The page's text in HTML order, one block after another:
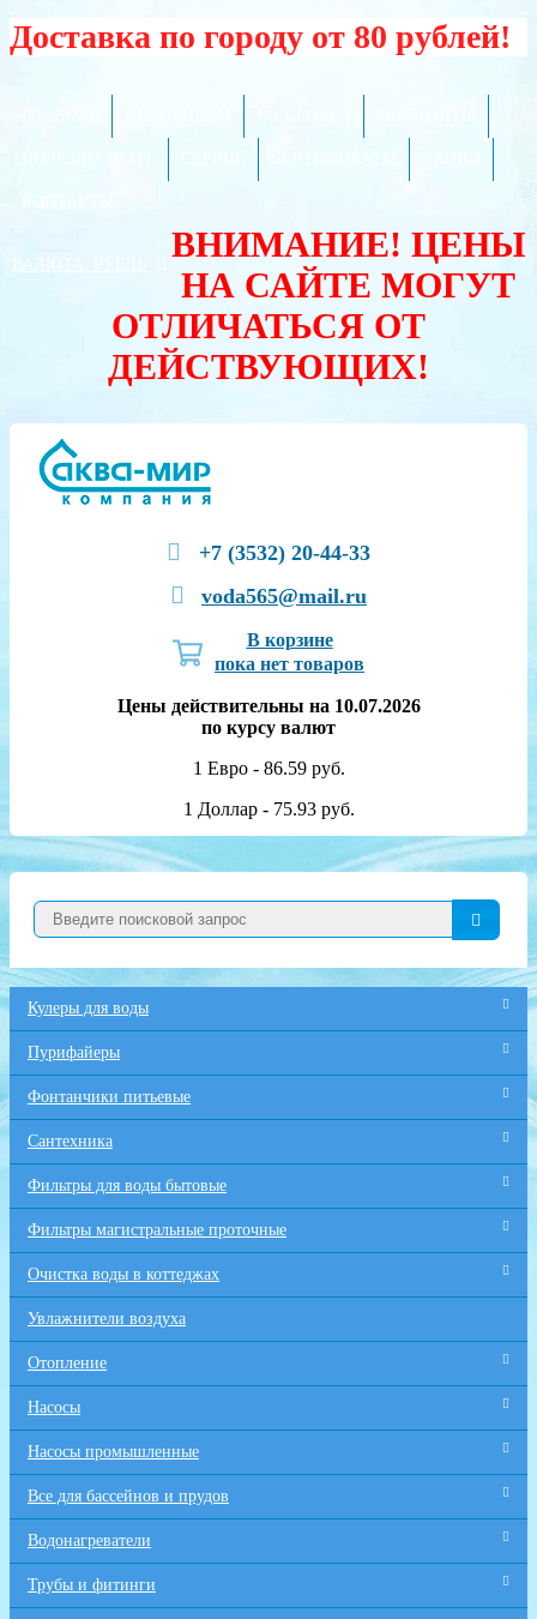
Доставка по городу от 80 рублей!
ВАЛЮТА:
ВНИМАНИЕ! ЦЕНЫ
НА САЙТЕ МОГУТ
ОТЛИЧАТЬСЯ ОТ
ДЕЙСТВУЮЩИХ!
+7 (3532) 20-44-33
voda565@mail.ru
В корзине
пока нет товаров
Цены действительны на 10.07.2026
по курсу валют
1 Евро - 86.59 руб.
1 Доллар - 75.93 руб.
Кулеры для воды
Пурифайеры
Фонтанчики питьевые
Сантехника
Фильтры для воды бытовые
Фильтры магистральные проточные
Очистка воды в коттеджах
Увлажнители воздуха
Отопление
Насосы
Насосы промышленные
Все для бaссейнов и прудов
Водонагреватели
Трубы и фитинги